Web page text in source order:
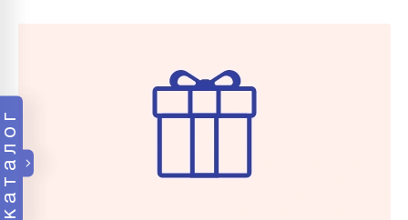
каталог